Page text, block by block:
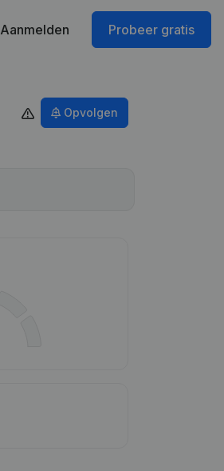
Aanmelden Probeer gratis
Opvolgen